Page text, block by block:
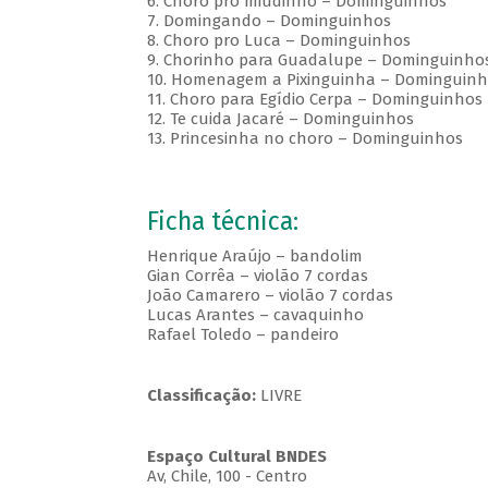
7. Domingando – Dominguinhos
8. Choro pro Luca – Dominguinhos
9. Chorinho para Guadalupe –
10. Homenagem a Pixinguinha –
11. Choro para Egídio Cerpa – Dominguinhos
12. Te cuida Jacaré – Dominguinhos
13. Princesinha no choro – Dominguinhos
Ficha técnica:
Henrique Araújo – bandolim
Gian Corrêa – violão 7 cordas
João Camarero – violão 7 cordas
Lucas Arantes – cavaquinho
Rafael Toledo – pandeiro
Classificação:LIVRE
Espaço Cultural BNDES
Av, Chile, 100 - Centro